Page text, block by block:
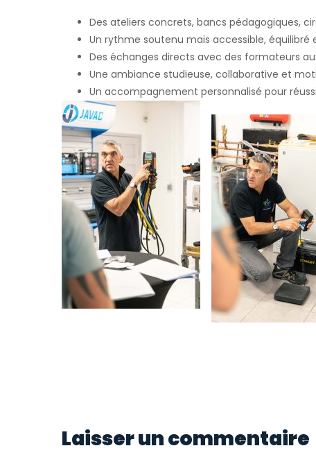
Des ateliers concrets, bancs pédagogiques,
Un rythme soutenu mais accessible,
Des échanges directs avec des formateurs
Une ambiance studieuse, collaborative et
Un accompagnement personnalisé pour
Laisser un commentaire